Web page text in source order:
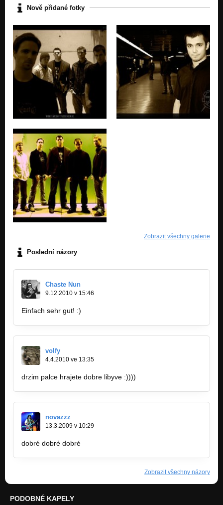
Nově přidané fotky
Zobrazit všechny galerie
Poslední názory
Chaste Nun
9.12.2010 v 15:46
Einfach sehr gut! :)
volfy
4.4.2010 ve 13:35
drzim palce hrajete dobre libyve :))))
novazzz
13.3.2009 v 10:29
dobré dobré dobré
Zobrazit všechny názory
PODOBNÉ KAPELY